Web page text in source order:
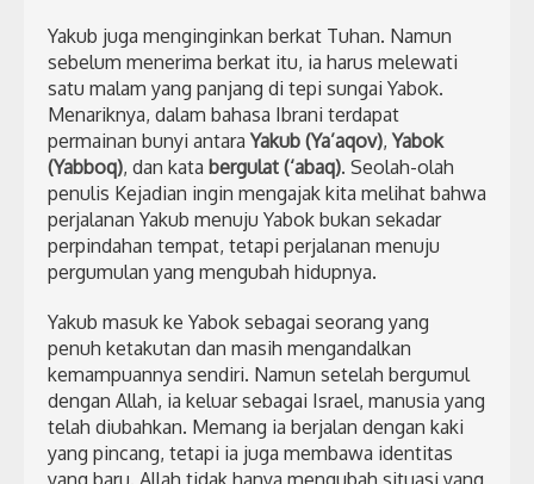
Yakub juga menginginkan berkat Tuhan. Namun
sebelum menerima berkat itu, ia harus melewati
satu malam yang panjang di tepi sungai Yabok.
Menariknya, dalam bahasa Ibrani terdapat
permainan bunyi antaraYakub (Ya’aqov),Yabok
(Yabboq), dan kata bergulat (‘abaq). Seolah-olah
penulis Kejadian ingin mengajak kita melihat bahwa
perjalanan Yakub menuju Yabok bukan sekadar
perpindahan tempat, tetapi perjalanan menuju
pergumulan yang mengubah hidupnya.
Yakub masuk ke Yabok sebagai seorang yang
penuh ketakutan dan masih mengandalkan
kemampuannya sendiri. Namun setelah bergumul
dengan Allah, ia keluar sebagai Israel, manusia yang
telah diubahkan. Memang ia berjalan dengan kaki
yang pincang, tetapi ia juga membawa identitas